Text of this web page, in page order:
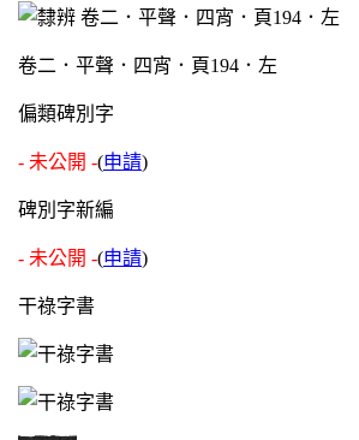
卷二．平聲．四宵．頁194．左
偏類碑別字
- 未公開 -(申請)
碑別字新編
- 未公開 -(申請)
干祿字書